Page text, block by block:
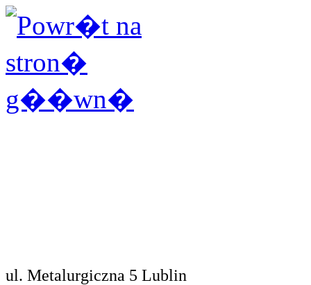
ul. Metalurgiczna 5 Lublin